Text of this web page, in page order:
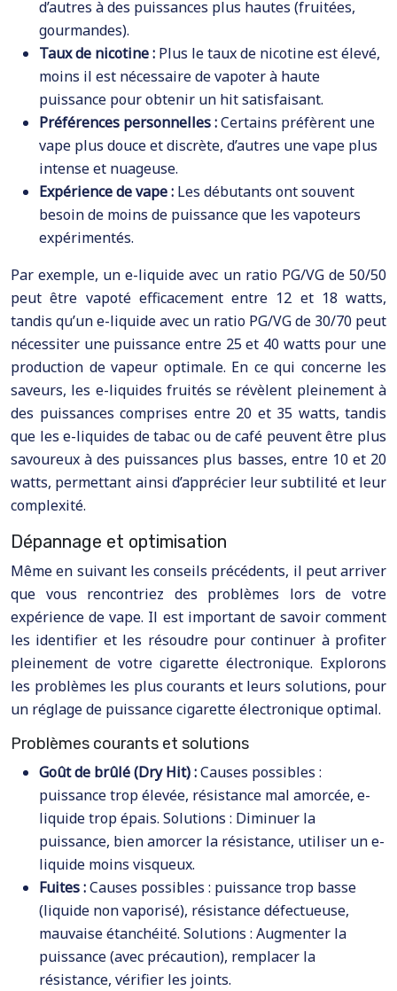
d’autres à des puissances plus hautes (fruitées,
gourmandes).
Taux de nicotine : Plus le taux de nicotine est élevé,
moins il est nécessaire de vapoter à haute
puissance pour obtenir un hit satisfaisant.
Préférences personnelles :Certains préfèrent une
vape plus douce et discrète, d’autres une vape plus
intense et nuageuse.
Expérience de vape : Les débutants ont souvent
besoin de moins de puissance que les vapoteurs
expérimentés.
Par exemple, un e-liquide avec un ratio PG/VG de 50/50
peut être vapoté efficacement entre 12 et 18 watts,
tandis qu’un e-liquide avec un ratio PG/VG de 30/70 peut
nécessiter une puissance entre 25 et 40 watts pour une
production de vapeur optimale. En ce qui concerne les
saveurs, les e-liquides fruités se révèlent pleinement à
des puissances comprises entre 20 et 35 watts, tandis
que les e-liquides de tabac ou de café peuvent être plus
savoureux à des puissances plus basses, entre 10 et 20
watts, permettant ainsi d’apprécier leur subtilité et leur
complexité.
Dépannage et optimisation
Même en suivant les conseils précédents, il peut arriver
que vous rencontriez des problèmes lors de votre
expérience de vape. Il est important de savoir comment
les identifier et les résoudre pour continuer à profiter
pleinement de votre cigarette électronique. Explorons
les problèmes les plus courants et leurs solutions, pour
un réglage de puissance cigarette électronique optimal.
Problèmes courants et solutions
Goût de brûlé (Dry Hit) :Causes possibles :
puissance trop élevée, résistance mal amorcée, e-
liquide trop épais. Solutions : Diminuer la
puissance, bien amorcer la résistance, utiliser un e-
liquide moins visqueux.
Fuites :Causes possibles : puissance trop basse
(liquide non vaporisé), résistance défectueuse,
mauvaise étanchéité. Solutions : Augmenter la
puissance (avec précaution), remplacer la
résistance, vérifier les joints.